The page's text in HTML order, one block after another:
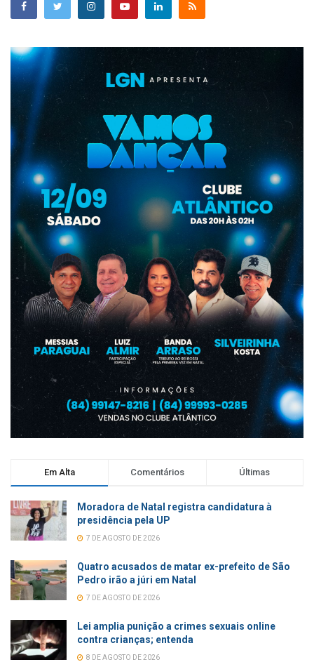
Em Alta Comentários Últimas
Moradora de Natal registra candidatura à
presidência pela UP
7 DE AGOSTO DE 2026
Quatro acusados de matar ex-prefeito de São
Pedro irão a júri em Natal
7 DE AGOSTO DE 2026
Lei amplia punição a crimes sexuais online
contra crianças; entenda
8 DE AGOSTO DE 2026